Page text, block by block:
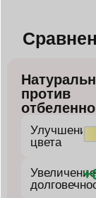
против
Улучшение
цвета
Увеличение
+